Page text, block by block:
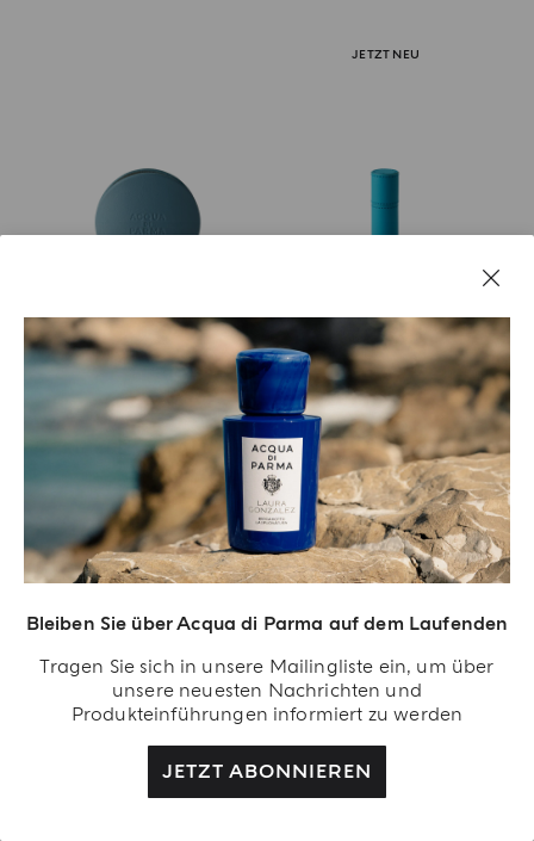
Bleiben Sie über Acqua di Parma auf dem Laufenden
Tragen Sie sich in unsere Mailingliste ein, um über
unsere neuesten Nachrichten und
Produkteinführungen informiert zu werden
JETZT ABONNIEREN
ANDIAMO
Diffusor Fürs Auto Aus Leder
€ 220.00
JETZT EINKAUFEN
JETZT NEU
PASSEPARTOUT
12 Ml Halter Aus Leder
€ 240.00
JETZT EINKAUFEN
BEST SELLER